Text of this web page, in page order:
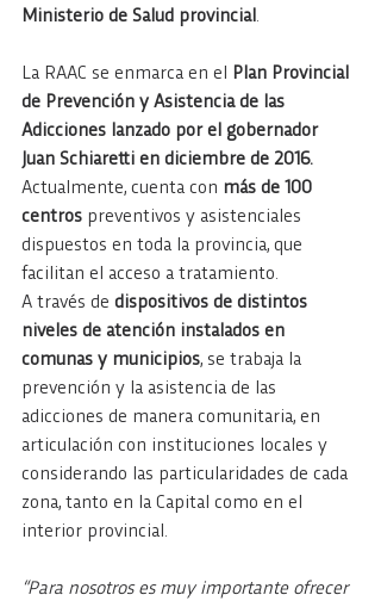
Ministerio de Salud provincial.
La RAAC se enmarca en el Plan Provincial
de Prevención y Asistencia de las
Adicciones lanzado por el gobernador
Juan Schiaretti en diciembre de 2016.
Actualmente, cuenta con más de 100
centros preventivos y asistenciales
dispuestos en toda la provincia, que
facilitan el acceso a tratamiento.
A través de dispositivos de distintos
niveles de atención instalados en
comunas y municipios, se trabaja la
prevención y la asistencia de las
adicciones de manera comunitaria, en
articulación con instituciones locales y
considerando las particularidades de cada
zona, tanto en la Capital como en el
interior provincial.
“Para nosotros es muy importante ofrecer